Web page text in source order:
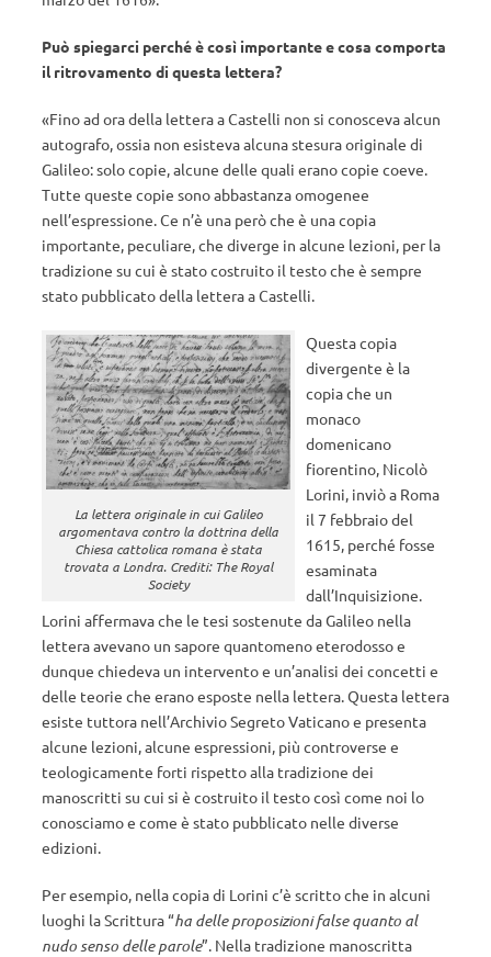
Può spiegarci perché è così importante e cosa comporta
il ritrovamento di questa lettera?
«Fino ad ora della lettera a Castelli non si conosceva alcun
autografo, ossia non esisteva alcuna stesura originale di
Galileo: solo copie, alcune delle quali erano copie coeve.
Tutte queste copie sono abbastanza omogenee
nell’espressione. Ce n’è una però che è una copia
importante, peculiare, che diverge in alcune lezioni, per la
tradizione su cui è stato costruito il testo che è sempre
stato pubblicato della lettera a Castelli.
La lettera originale in cui Galileo
argomentava contro la dottrina della
Chiesa cattolica romana è stata
trovata a Londra. Crediti: The Royal
Society
Questa copia
divergente è la
copia che un
monaco
domenicano
fiorentino, Nicolò
Lorini, inviò a Roma
il 7 febbraio del
1615, perché fosse
esaminata
dall’Inquisizione.
Lorini affermava che le tesi sostenute da Galileo nella
lettera avevano un sapore quantomeno eterodosso e
dunque chiedeva un intervento e un’analisi dei concetti e
delle teorie che erano esposte nella lettera. Questa lettera
esiste tuttora nell’Archivio Segreto Vaticano e presenta
alcune lezioni, alcune espressioni, più controverse e
teologicamente forti rispetto alla tradizione dei
manoscritti su cui si è costruito il testo così come noi lo
conosciamo e come è stato pubblicato nelle diverse
edizioni.
Per esempio, nella copia di Lorini c’è scritto che in alcuni
luoghi la Scrittura “ha delle proposizioni false quanto al
nudo senso delle parole”. Nella tradizione manoscritta